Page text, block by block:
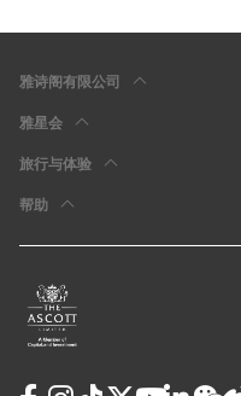
雅诗阁有限公司
雅星会
旅行与体验
帮助